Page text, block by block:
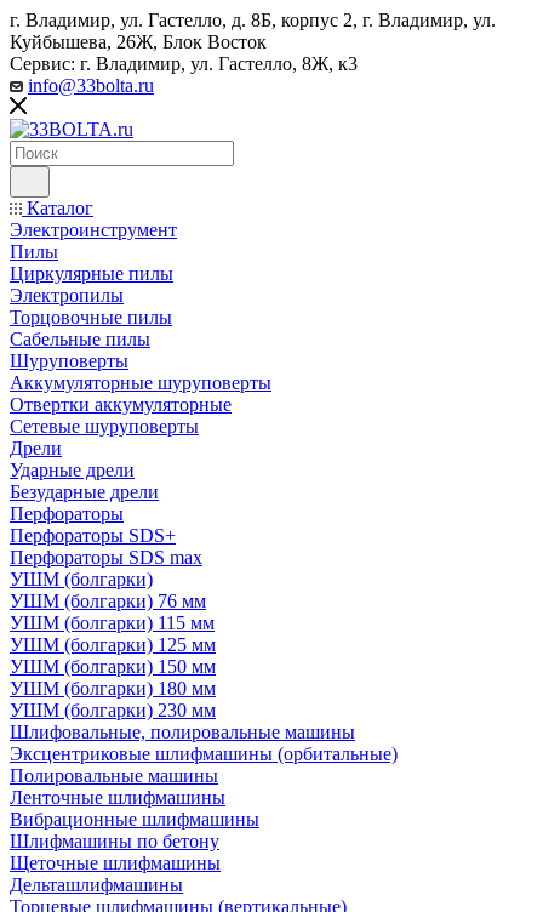
г. Владимир, ул. Гастелло, д. 8Б, корпус 2, г. Владимир, ул. ​
Куйбышева, 26Ж, Блок Восток
Сервис: г. Владимир, ул. Гастелло, 8Ж, к3
info@33bolta.ru
Каталог
Электроинструмент
Пилы
Циркулярные пилы
Электропилы
Торцовочные пилы
Сабельные пилы
Шуруповерты
Аккумуляторные шуруповерты
Отвертки аккумуляторные
Сетевые шуруповерты
Дрели
Ударные дрели
Безударные дрели
Перфораторы
Перфораторы SDS+
Перфораторы SDS max
УШМ (болгарки)
УШМ (болгарки) 76 мм
УШМ (болгарки) 115 мм
УШМ (болгарки) 125 мм
УШМ (болгарки) 150 мм
УШМ (болгарки) 180 мм
УШМ (болгарки) 230 мм
Шлифовальные, полировальные машины
Эксцентриковые шлифмашины (орбитальные)
Полировальные машины
Ленточные шлифмашины
Вибрационные шлифмашины
Шлифмашины по бетону
Щеточные шлифмашины
Дельташлифмашины
Торцевые шлифмашины (вертикальные)